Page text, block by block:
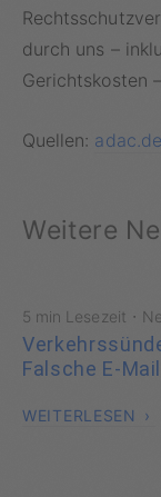
durch uns –
Gerichtskosten
Quellen: adac.de
Weitere
5 min Lesezeit ·
Falsche E-
WEITERLESEN